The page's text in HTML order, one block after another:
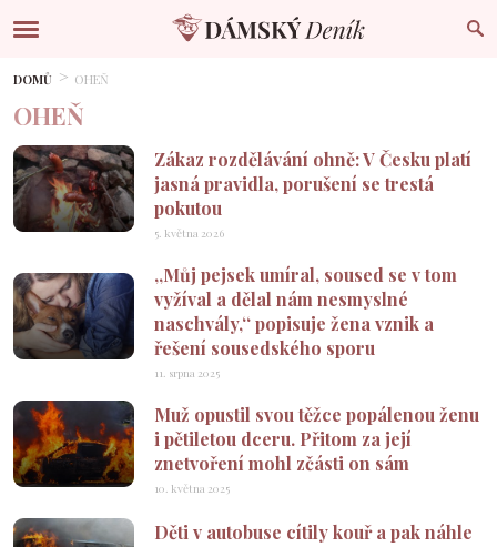
DOMŮ OHEŇ
OHEŇ
Zákaz rozdělávání ohně: V Česku platí
jasná pravidla, porušení se trestá
pokutou
5. května 2026
‚‚Můj pejsek umíral, soused se v tom
vyžíval a dělal nám nesmyslné
naschvály,‘‘ popisuje žena vznik a
řešení sousedského sporu
11. srpna 2025
Muž opustil svou těžce popálenou ženu
i pětiletou dceru. Přitom za její
znetvoření mohl zčásti on sám
10. května 2025
Děti v autobuse cítily kouř a pak náhle